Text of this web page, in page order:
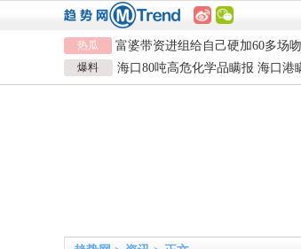
热瓜
富婆带资进组给自己硬加60多场吻
戏
河南三支一扶考试存在规模性组织
作弊犯罪
女子开一天一夜空调后二氧化碳
毒
富婆带资进组给自己硬加60多场
爆料
海口80吨高危化学品瞒报 海口港
报危险品